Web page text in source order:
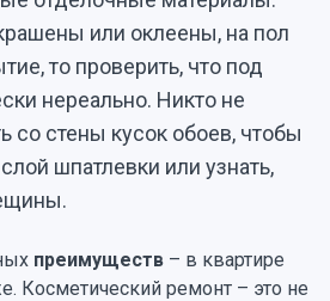
или оклеены, на пол
то проверить, что под
нереально. Никто не
со стены кусок обоев, чтобы
шпатлевки или узнать,
преимуществ– в квартире
Косметический ремонт – это не